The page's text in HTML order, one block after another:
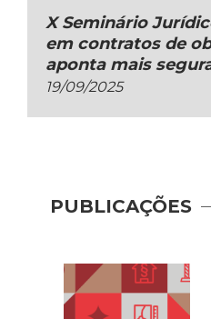
X Seminário
em contratos de
aponta mais
19/09/2025
PUBLICAÇÕES